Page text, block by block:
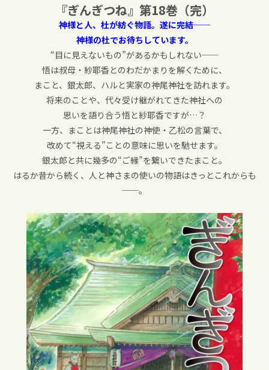
『ぎんぎつね』第18巻（完）
神様と人、杜が紡ぐ物語。遂に完結──
神様の杜でお待ちしています。
“目に見えないもの”があるかもしれない──
悟は叔母・紗耶香とのわだかまりを解くために、
まこと、銀太郎、ハルと実家の神尾神社を訪れます。
将来のことや、代々受け継がれてきた神社への
思いを語り合う悟と紗耶香ですが…？
一方、まことは神尾神社の神使・乙松の言葉で、
改めて“視える”ことの意味に思いを馳せます。
銀太郎と共に幾多の“ご縁”を繋いできたまこと。
はるか昔から続く、人と神さまの使いの物語はきっとこれからも
──。